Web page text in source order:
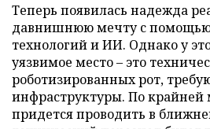
Теперь появилась надежда
давнишнюю мечту с помощью
технологий и ИИ. Однако у
уязвимое место – это
роботизированных рот,
инфраструктуры. По крайней
придется проводить в